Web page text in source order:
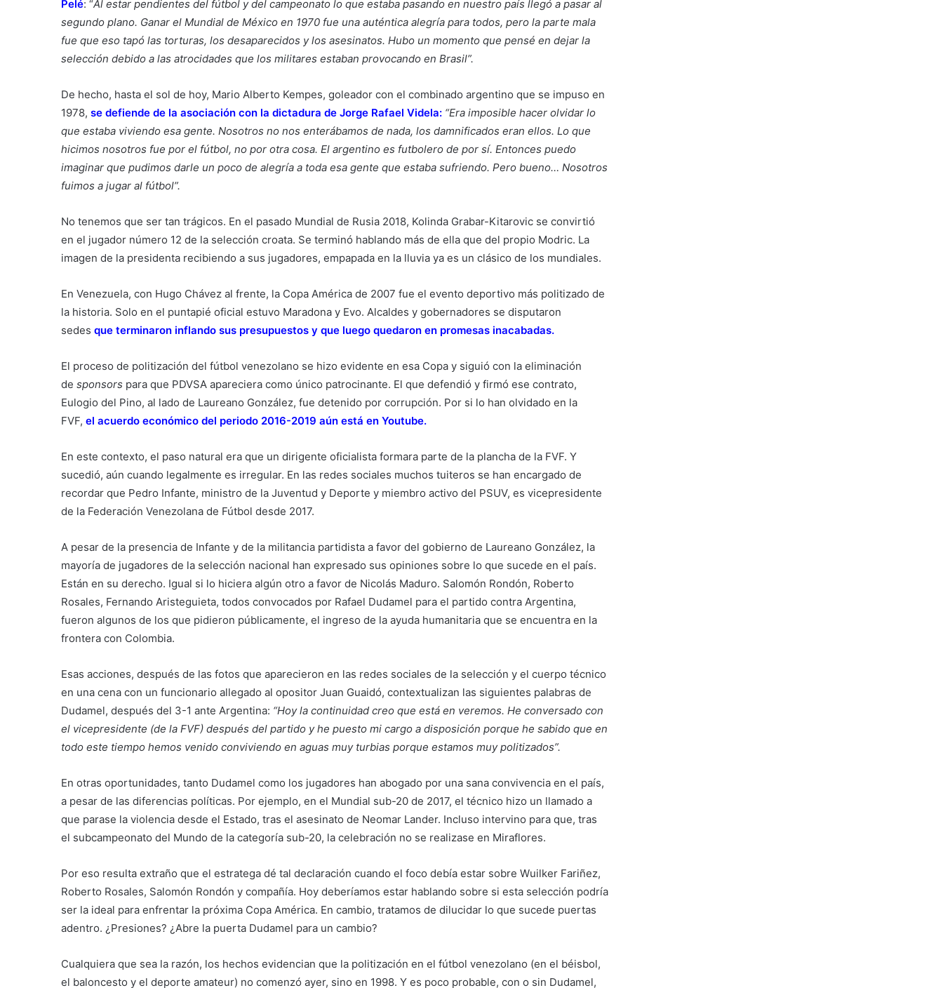
Pelé: “Al estar pendientes del fútbol y del campeonato lo que estaba pasando en nuestro país llegó a pasar al
segundo plano. Ganar el Mundial de México en 1970 fue una auténtica alegría para todos, pero la parte mala
fue que eso tapó las torturas, los desaparecidos y los asesinatos. Hubo un momento que pensé en dejar la
selección debido a las atrocidades que los militares estaban provocando en Brasil”.
De hecho, hasta el sol de hoy, Mario Alberto Kempes, goleador con el combinado argentino que se impuso en
1978, se defiende de la asociación con la dictadura de Jorge Rafael Videla: “Era imposible hacer olvidar lo
que estaba viviendo esa gente. Nosotros no nos enterábamos de nada, los damnificados eran ellos. Lo que
hicimos nosotros fue por el fútbol, no por otra cosa. El argentino es futbolero de por sí. Entonces puedo
imaginar que pudimos darle un poco de alegría a toda esa gente que estaba sufriendo. Pero bueno… Nosotros
fuimos a jugar al fútbol”.
No tenemos que ser tan trágicos. En el pasado Mundial de Rusia 2018, Kolinda Grabar-Kitarovic se convirtió
en el jugador número 12 de la selección croata. Se terminó hablando más de ella que del propio Modric. La
imagen de la presidenta recibiendo a sus jugadores, empapada en la lluvia ya es un clásico de los mundiales.
En Venezuela, con Hugo Chávez al frente, la Copa América de 2007 fue el evento deportivo más politizado de
la historia. Solo en el puntapié oficial estuvo Maradona y Evo. Alcaldes y gobernadores se disputaron
sedes que terminaron inflando sus presupuestos y que luego quedaron en promesas inacabadas.
El proceso de politización del fútbol venezolano se hizo evidente en esa Copa y siguió con la eliminación
de sponsors para que PDVSA apareciera como único patrocinante. El que defendió y firmó ese contrato,
Eulogio del Pino, al lado de Laureano González, fue detenido por corrupción. Por si lo han olvidado en la
FVF, el acuerdo económico del periodo 2016-2019 aún está en Youtube.
En este contexto, el paso natural era que un dirigente oficialista formara parte de la plancha de la FVF. Y
sucedió, aún cuando legalmente es irregular. En las redes sociales muchos tuiteros se han encargado de
recordar que Pedro Infante, ministro de la Juventud y Deporte y miembro activo del PSUV, es vicepresidente
de la Federación Venezolana de Fútbol desde 2017.
A pesar de la presencia de Infante y de la militancia partidista a favor del gobierno de Laureano González, la
mayoría de jugadores de la selección nacional han expresado sus opiniones sobre lo que sucede en el país.
Están en su derecho. Igual si lo hiciera algún otro a favor de Nicolás Maduro. Salomón Rondón, Roberto
Rosales, Fernando Aristeguieta, todos convocados por Rafael Dudamel para el partido contra Argentina,
fueron algunos de los que pidieron públicamente, el ingreso de la ayuda humanitaria que se encuentra en la
frontera con Colombia.
Esas acciones, después de las fotos que aparecieron en las redes sociales de la selección y el cuerpo técnico
en una cena con un funcionario allegado al opositor Juan Guaidó, contextualizan las siguientes palabras de
Dudamel, después del 3-1 ante Argentina: “Hoy la continuidad creo que está en veremos. He conversado con
el vicepresidente (de la FVF) después del partido y he puesto mi cargo a disposición porque he sabido que en
todo este tiempo hemos venido conviviendo en aguas muy turbias porque estamos muy politizados”.
En otras oportunidades, tanto Dudamel como los jugadores han abogado por una sana convivencia en el país,
a pesar de las diferencias políticas. Por ejemplo, en el Mundial sub-20 de 2017, el técnico hizo un llamado a
que parase la violencia desde el Estado, tras el asesinato de Neomar Lander. Incluso intervino para que, tras
el subcampeonato del Mundo de la categoría sub-20, la celebración no se realizase en Miraflores.
Por eso resulta extraño que el estratega dé tal declaración cuando el foco debía estar sobre Wuilker Fariñez,
Roberto Rosales, Salomón Rondón y compañía. Hoy deberíamos estar hablando sobre si esta selección podría
ser la ideal para enfrentar la próxima Copa América. En cambio, tratamos de dilucidar lo que sucede puertas
adentro. ¿Presiones? ¿Abre la puerta Dudamel para un cambio?
Cualquiera que sea la razón, los hechos evidencian que la politización en el fútbol venezolano (en el béisbol,
el baloncesto y el deporte amateur) no comenzó ayer, sino en 1998. Y es poco probable, con o sin Dudamel,